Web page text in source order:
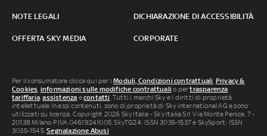
NOTE LEGALI DICHIARAZIONE DI ACCESSIBILITÀ
OFFERTA SKY MEDIA CORPORATE
Per il consumatore clicca qui per iModuli, Condizioni contrattuali, Privacy &
Cookies, informazioni sulle modifiche contrattuali o pertrasparenza
tariffaria,assistenza econtatti. Tutti i marchi Sky e i diritti di proprietà
intellettuale in essi contenuti, sono di proprietà di Sky international AG e sono
utilizzati su licenza. Copyright 2026 Sky Italia - Sky Italia Srl Via Monte Penice, 7 -
20138 Milano P.IVA 04619241005. SkyTG24: ISSN 3035-1537 e SkySport: ISSN
3035-1545.Segnalazione Abusi